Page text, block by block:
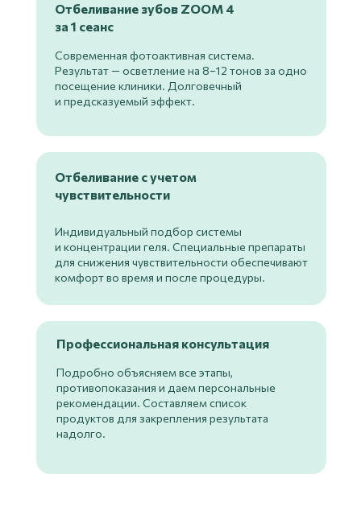
Современная фотоактивная система.
Результат — осветление на 8−12 тонов за одно
посещение клиники. Долговечный
и предсказуемый эффект.
Отбеливание зубов ZOOM 4
за 1 сеанс
Отбеливание с учетом
чувствительности
Индивидуальный подбор системы
и концентрации геля. Специальные препараты
для снижения чувствительности обеспечивают
комфорт во время и после процедуры.
Подробно объясняем все этапы,
противопоказания и даем персональные
рекомендации. Составляем список
продуктов для закрепления результата
надолго.
Профессиональная консультация